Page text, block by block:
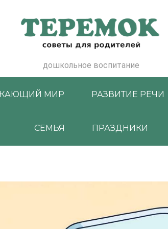
дошкольное воспитание
МИР РАЗВИТИЕ РЕЧИ
СЕМЬЯ ПРАЗДНИКИ